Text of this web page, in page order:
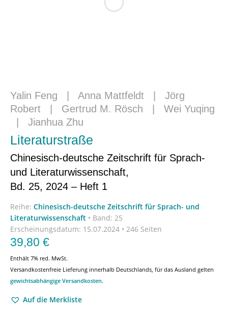
Yalin Feng Anna Mattfeldt
Jörg
Robert
Gertrud M. Rösch
Wei Yuqing
Jianhua Zhu
Literaturstraße
Chinesisch-deutsche Zeitschrift für Sprach-
und Literaturwissenschaft,
Bd. 25, 2024 – Heft 1
Reihe: Chinesisch-deutsche Zeitschrift für Sprach- und
Literaturwissenschaft • Band: 25
Erscheinungsdatum: 15.07.2024 • 246 Seiten
39,80 €
Enthält 7% red. MwSt.
Versandkostenfreie Lieferung innerhalb Deutschlands, für das Ausland gelten
gewichtsabhängige Versandkosten.
Auf die Merkliste